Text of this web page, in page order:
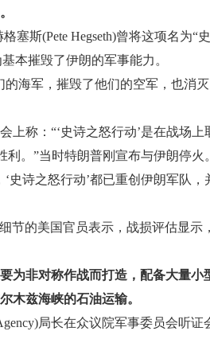
斯(Pete Hegseth)曾将这项名为“
本摧毁了伊朗的军事能力。
海军，摧毁了他们的空军，也消灭
称：“‘史诗之怒行动’是在战场上
。”当时特朗普刚宣布与伊朗停火。
诗之怒行动’都已重创伊朗军队，
的美国官员表示，战损评估显示
为非对称作战而打造，配备大量小
木兹海峡的石油运输。
局长在众议院军事委员会听证